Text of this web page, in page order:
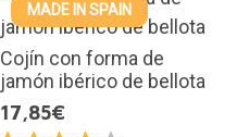
MADE IN SPAIN
Cojín con forma de
jamón ibérico de bellota
17,85€